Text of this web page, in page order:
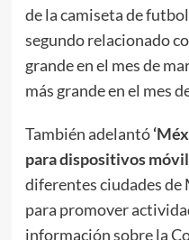
de la camiseta de
segundo relacionado
grande en el mes de
más grande en el mes
También adelantó
para dispositivos
diferentes ciudades de
para promover
información sobre la